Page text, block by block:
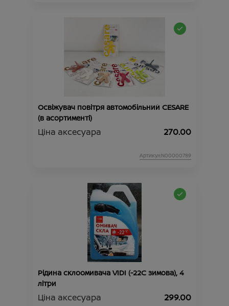
Освіжувач повітря автомобільний CESARE
(в асортименті)
Ціна аксесуара 270.00
Артикул:N00000789
Рідина склоомивача VIDI (-22С зимова), 4
літри
Ціна аксесуара 299.00